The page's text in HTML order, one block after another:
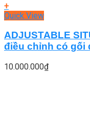
+
Quick View
ADJUSTABLE
điều chỉnh có gối
10.000.000₫